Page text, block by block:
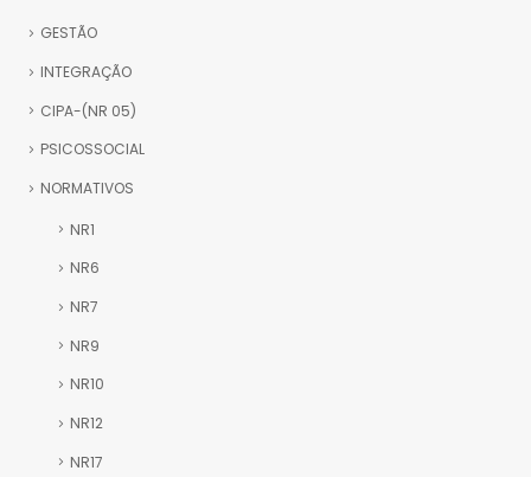
GESTÃO
INTEGRAÇÃO
CIPA-(NR 05)
PSICOSSOCIAL
NORMATIVOS
NR1
NR6
NR7
NR9
NR10
NR12
NR17